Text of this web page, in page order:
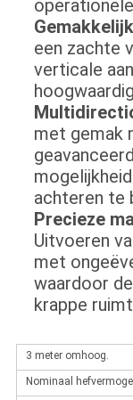
een zachte
verticale
met gemak
achteren te
Precieze
Uitvoeren
met
waardoor
krappe
3 meter omhoog.
Nominaal